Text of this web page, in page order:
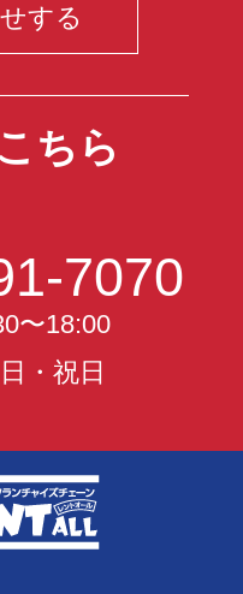
する
ちら
7070
〜18:00
・祝日